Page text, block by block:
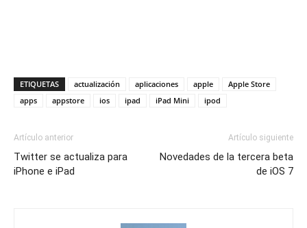
ETIQUETAS actualización aplicaciones apple
Apple Store
apps
appstore ios ipad iPad Mini ipod
Artículo anterior
Twitter se actualiza para
iPhone e iPad
Artículo siguiente
Novedades de la tercera beta
de iOS 7